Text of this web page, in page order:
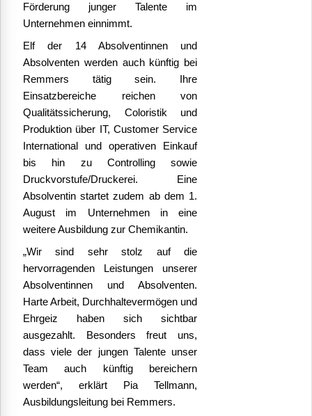
Förderung junger Talente im
Unternehmen einnimmt.
Elf der 14 Absolventinnen und
Absolventen werden auch künftig bei
Remmers tätig sein. Ihre
Einsatzbereiche reichen von
Qualitätssicherung, Coloristik und
Produktion über IT, Customer Service
International und operativen Einkauf
bis hin zu Controlling sowie
Druckvorstufe/Druckerei. Eine
Absolventin startet zudem ab dem 1.
August im Unternehmen in eine
weitere Ausbildung zur Chemikantin.
„Wir sind sehr stolz auf die
hervorragenden Leistungen unserer
Absolventinnen und Absolventen.
Harte Arbeit, Durchhaltevermögen und
Ehrgeiz haben sich sichtbar
ausgezahlt. Besonders freut uns,
dass viele der jungen Talente unser
Team auch künftig bereichern
werden“, erklärt Pia Tellmann,
Ausbildungsleitung bei Remmers.